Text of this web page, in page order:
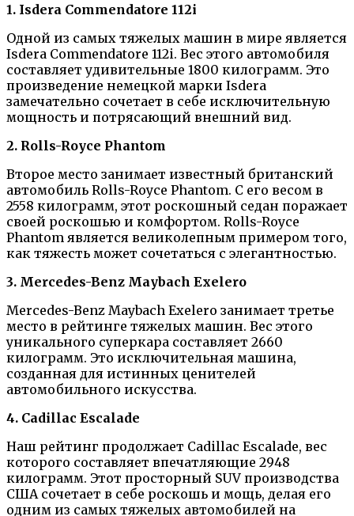
1. Isdera Commendatore 112i
Одной из самых тяжелых машин в мире является
Isdera Commendatore 112i. Вес этого автомобиля
составляет удивительные 1800 килограмм. Это
произведение немецкой марки Isdera
замечательно сочетает в себе исключительную
мощность и потрясающий внешний вид.
2. Rolls-Royce Phantom
Второе место занимает известный британский
автомобиль Rolls-Royce Phantom. С его весом в
2558 килограмм, этот роскошный седан поражает
своей роскошью и комфортом. Rolls-Royce
Phantom является великолепным примером того,
как тяжесть может сочетаться с элегантностью.
3. Mercedes-Benz Maybach Exelero
Mercedes-Benz Maybach Exelero занимает третье
место в рейтинге тяжелых машин. Вес этого
уникального суперкара составляет 2660
килограмм. Это исключительная машина,
созданная для истинных ценителей
автомобильного искусства.
4. Cadillac Escalade
Наш рейтинг продолжает Cadillac Escalade, вес
которого составляет впечатляющие 2948
килограмм. Этот просторный SUV производства
США сочетает в себе роскошь и мощь, делая его
одним из самых тяжелых автомобилей на